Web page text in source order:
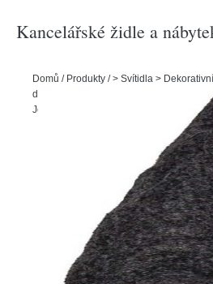
Kancelářské židle a
Domů / Produkty /> Svítidla >
dekorace
Bílo-černá světelná
Joylight – Star Trading